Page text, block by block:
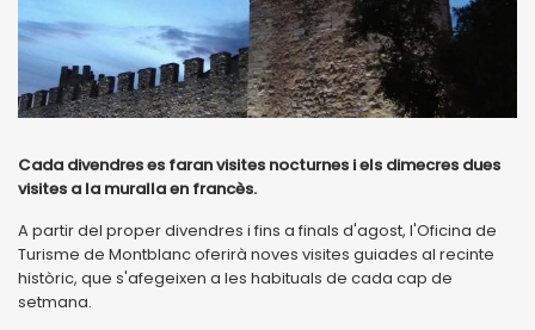
Cada divendres es faran visites nocturnes i els dimecres dues
visites a la muralla en francès.
A partir del proper divendres i fins a finals d'agost, l'Oficina de
Turisme de Montblanc oferirà noves visites guiades al recinte
històric, que s'afegeixen a les habituals de cada cap de
setmana.